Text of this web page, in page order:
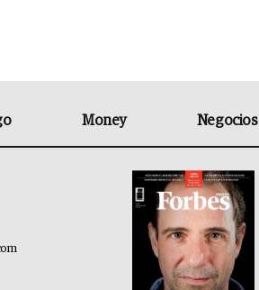
Money Negocios